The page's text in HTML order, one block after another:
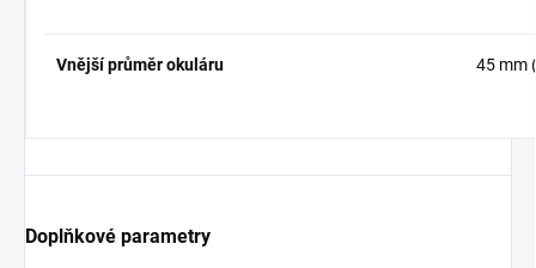
Vnější průměr okuláru 45 mm
Doplňkové parametry